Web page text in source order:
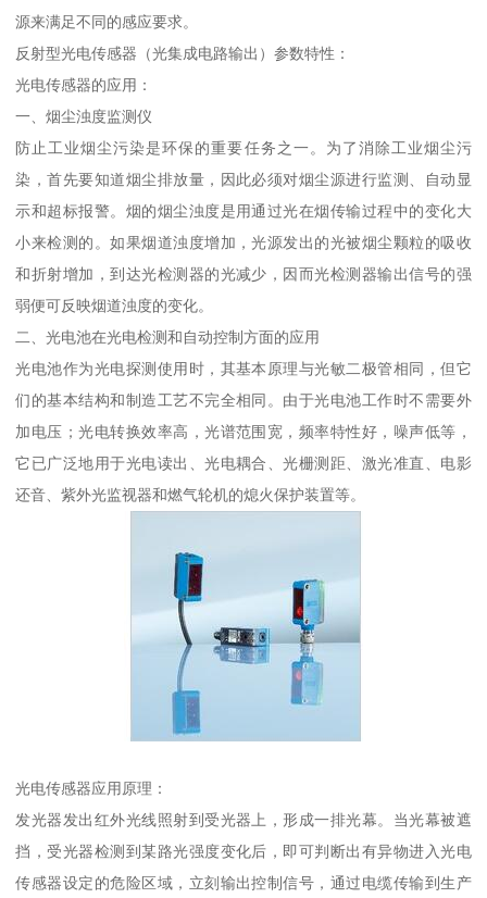
源来满足不同的感应要求。
反射型光电传感器（光集成电路输出）参数特性：
光电传感器的应用：
一、烟尘浊度监测仪
防止工业烟尘污染是环保的重要任务之一。为了消除工业烟尘污
染，首先要知道烟尘排放量，因此必须对烟尘源进行监测、自动显
示和超标报警。烟的烟尘浊度是用通过光在烟传输过程中的变化大
小来检测的。如果烟道浊度增加，光源发出的光被烟尘颗粒的吸收
和折射增加，到达光检测器的光减少，因而光检测器输出信号的强
弱便可反映烟道浊度的变化。
二、光电池在光电检测和自动控制方面的应用
光电池作为光电探测使用时，其基本原理与光敏二极管相同，但它
们的基本结构和制造工艺不完全相同。由于光电池工作时不需要外
加电压；光电转换效率高，光谱范围宽，频率特性好，噪声低等，
它已广泛地用于光电读出、光电耦合、光栅测距、激光准直、电影
还音、紫外光监视器和燃气轮机的熄火保护装置等。
光电传感器应用原理：
发光器发出红外光线照射到受光器上，形成一排光幕。当光幕被遮
挡，受光器检测到某路光强度变化后，即可判断出有异物进入光电
传感器设定的危险区域，立刻输出控制信号，通过电缆传输到生产